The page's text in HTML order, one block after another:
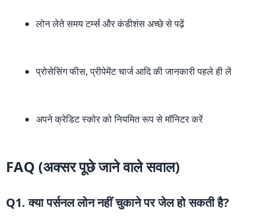
लोन लेते समय टर्म्स और कंडीशंस अच्छे से पढ़ें
प्रोसेसिंग फीस, प्रीपेमेंट चार्ज आदि की जानकारी पहले ही लें
अपने क्रेडिट स्कोर को नियमित रूप से मॉनिटर करें
FAQ (अक्सर पूछे जाने वाले सवाल)
Q1. क्या पर्सनल लोन नहीं चुकाने पर जेल हो सकती है?